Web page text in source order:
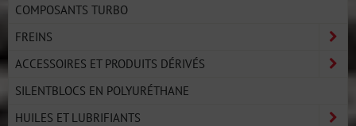
COMPOSANTS TURBO
FREINS
ACCESSOIRES ET PRODUITS DÉRIVÉS
SILENTBLOCS EN POLYURÉTHANE
HUILES ET LUBRIFIANTS